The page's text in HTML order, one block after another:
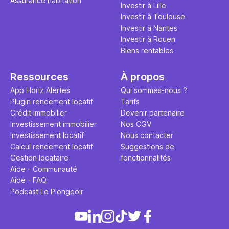
Investir à Lille
Investir à Toulouse
Investir à Nantes
Investir à Rouen
Biens rentables
Ressources
App Horiz Alertes
Plugin rendement locatif
Crédit immobilier
Investissement immobilier
Investissement locatif
Calcul rendement locatif
Gestion locataire
Aide - Communauté
Aide - FAQ
Podcast Le Plongeoir
À propos
Qui sommes-nous ?
Tarifs
Devenir partenaire
Nos CGV
Nous contacter
Suggestions de
fonctionnalités